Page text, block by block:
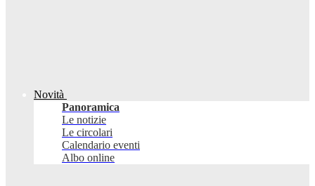
Novità
Panoramica
Le notizie
Le circolari
Calendario eventi
Albo online